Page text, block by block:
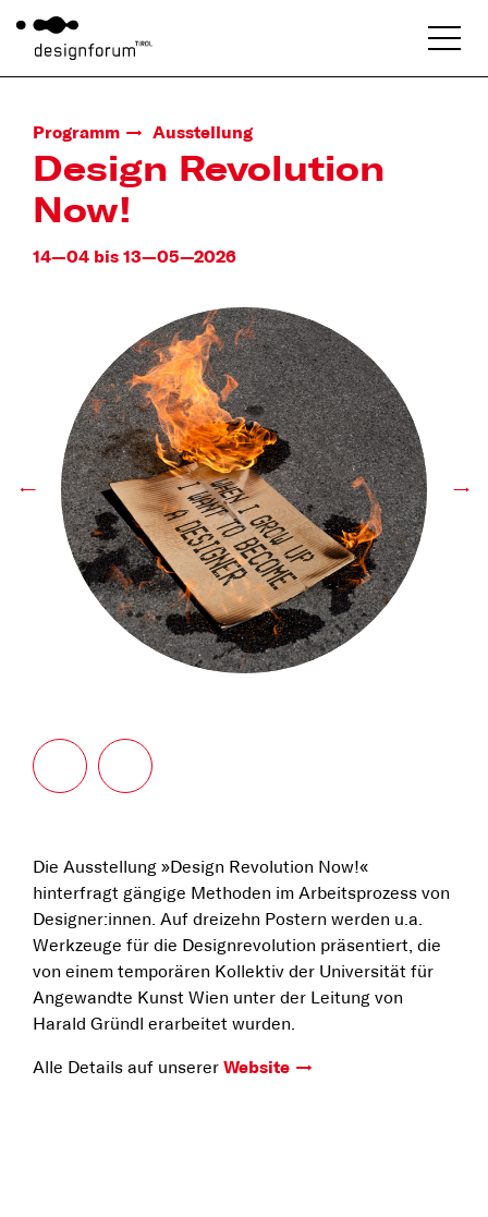
Programm Ausstellung
Design Revolution
Now!
14—04 bis 13—05—2026
← →
Die Ausstellung »Design Revolution Now!«
hinterfragt gängige Methoden im Arbeitsprozess von
Designer:innen. Auf dreizehn Postern werden u.a.
Werkzeuge für die Designrevolution präsentiert, die
von einem temporären Kollektiv der Universität für
Angewandte Kunst Wien unter der Leitung von
Harald Gründl erarbeitet wurden.
Alle Details auf unserer Website